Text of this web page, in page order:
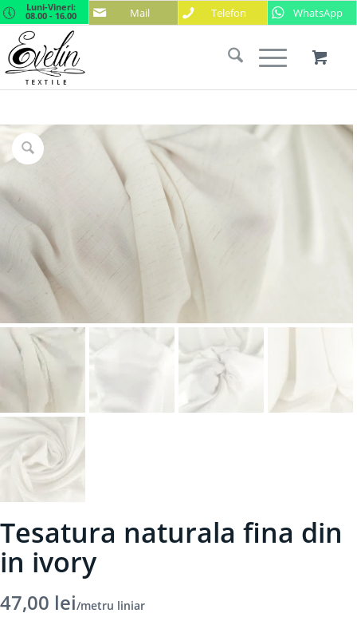
Mail Telefon WhatsApp
Luni-Vineri:
08.00 - 16.00
Tesatura naturala fina din
in ivory
47,00 lei/metru liniar